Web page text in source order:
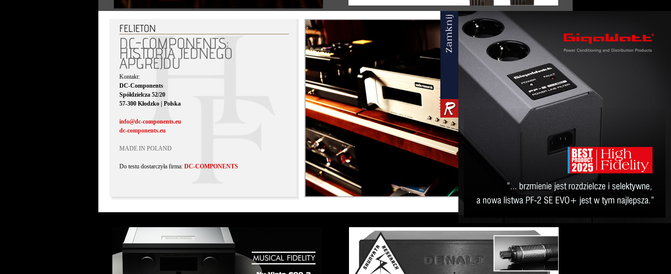
FELIETON
DC-COMPONENTS:
HISTORIA JEDNEGO
APGREJDU
Kontakt:
DC-Components
Spółdzielcza 52/20
57-300 Kłodzko | Polska
info@dc-components.eu
dc-components.eu
MADE IN POLAND
Do testu dostarczyła firma: DC-COMPONENTS